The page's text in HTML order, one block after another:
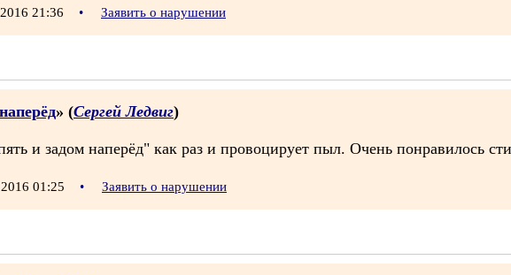
21:36 • Заявить о нарушении
» (Сергей Ледвиг)
и задом наперёд" как раз и провоцирует пыл. Очень понравилось
01:25 • Заявить о нарушении